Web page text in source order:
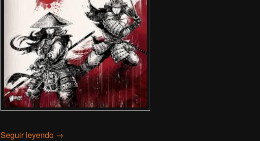
Seguir leyendo [Test of Honour] Primer vistazo al reglamento.
→